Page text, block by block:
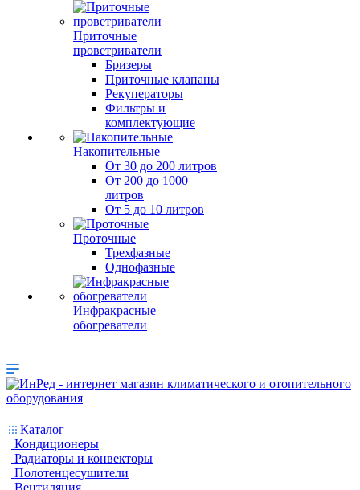
Приточные
проветриватели
Бризеры
Приточные клапаны
Рекуператоры
Фильтры и
комплектующие
Накопительные
От 30 до 200 литров
От 200 до 1000
литров
От 5 до 10 литров
Проточные
Трехфазные
Однофазные
Инфракрасные
обогреватели
Каталог
Кондиционеры
Радиаторы и конвекторы
Полотенцесушители
Вентиляция